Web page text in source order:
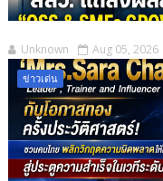
Unknown Aug 05, 2026
ข่าวเด่น